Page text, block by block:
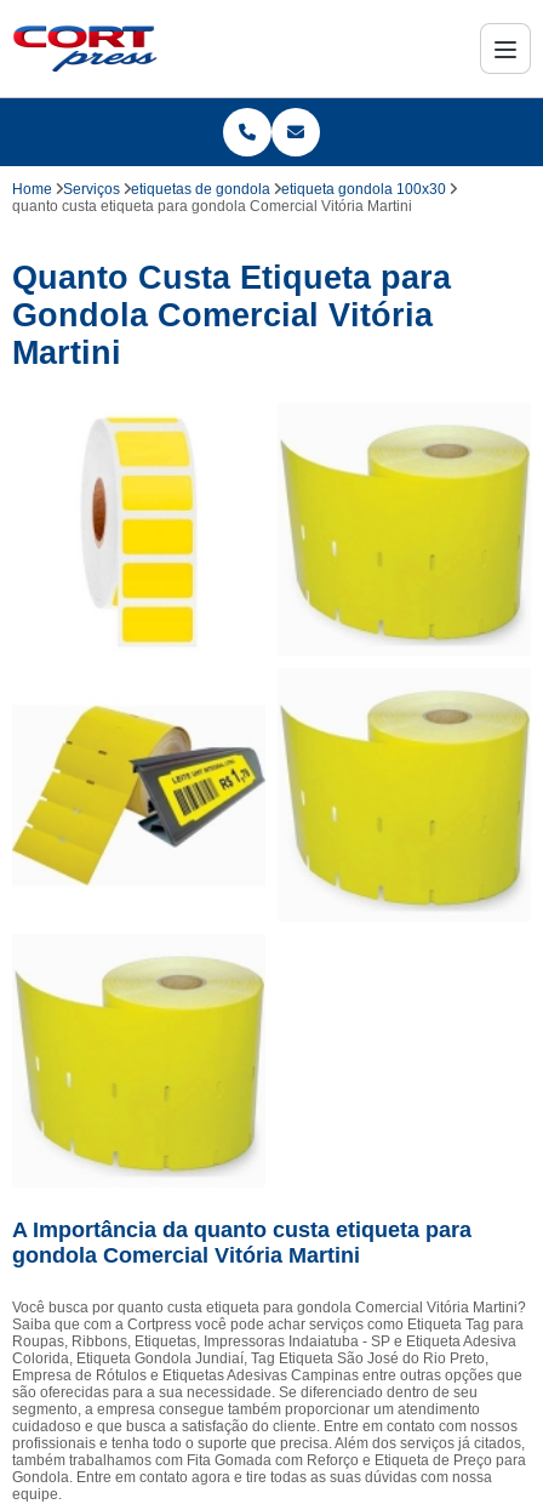
Home Serviços etiquetas de gondola
etiqueta gondola 100x30
quanto custa etiqueta para gondola Comercial Vitória Martini
Quanto Custa Etiqueta para
Gondola Comercial Vitória
Martini
A Importância da quanto custa etiqueta para
gondola Comercial Vitória Martini
Você busca por quanto custa etiqueta para gondola Comercial Vitória Martini?
Saiba que com a Cortpress você pode achar serviços como Etiqueta Tag para
Roupas, Ribbons, Etiquetas, Impressoras Indaiatuba - SP e Etiqueta Adesiva
Colorida, Etiqueta Gondola Jundiaí, Tag Etiqueta São José do Rio Preto,
Empresa de Rótulos e Etiquetas Adesivas Campinas entre outras opções que
são oferecidas para a sua necessidade. Se diferenciado dentro de seu
segmento, a empresa consegue também proporcionar um atendimento
cuidadoso e que busca a satisfação do cliente. Entre em contato com nossos
profissionais e tenha todo o suporte que precisa. Além dos serviços já citados,
também trabalhamos com Fita Gomada com Reforço e Etiqueta de Preço para
Gondola. Entre em contato agora e tire todas as suas dúvidas com nossa
equipe.